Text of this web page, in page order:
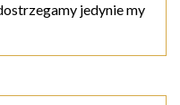
jedynie my